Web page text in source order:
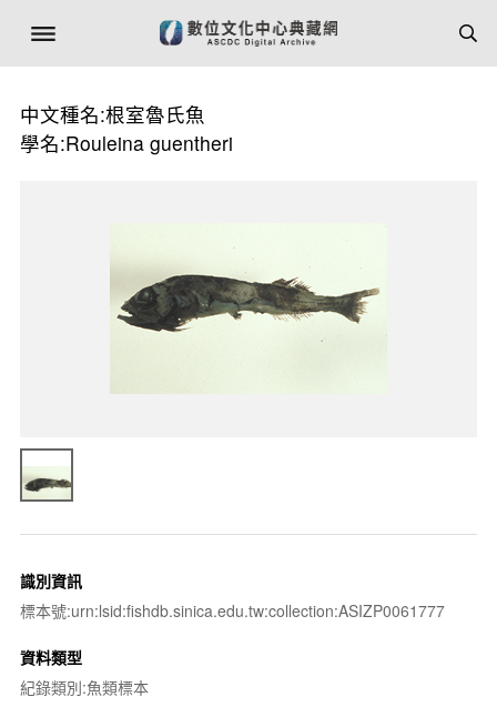
中文種名:根室魯氏魚
學名:Rouleina guentheri
識別資訊
標本號:urn:lsid:fishdb.sinica.edu.tw:collection:ASIZP0061777
資料類型
紀錄類別:魚類標本